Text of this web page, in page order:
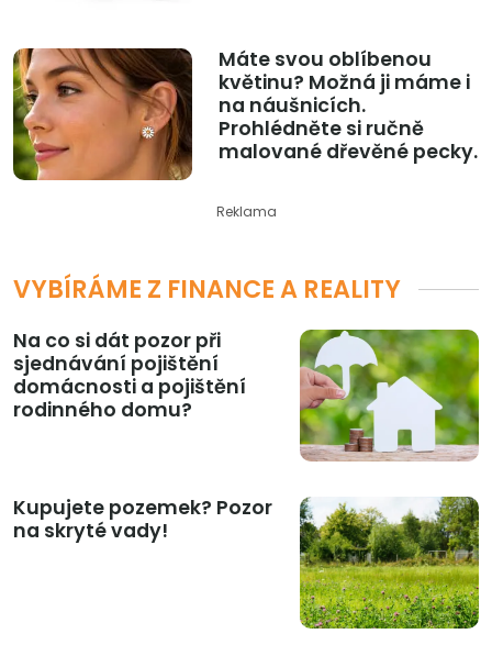
Máte svou oblíbenou
květinu? Možná ji máme i
na náušnicích.
Prohlédněte si ručně
malované dřevěné pecky.
Reklama
VYBÍRÁME Z FINANCE A REALITY
Na co si dát pozor při
sjednávání pojištění
domácnosti a pojištění
rodinného domu?
Kupujete pozemek? Pozor
na skryté vady!